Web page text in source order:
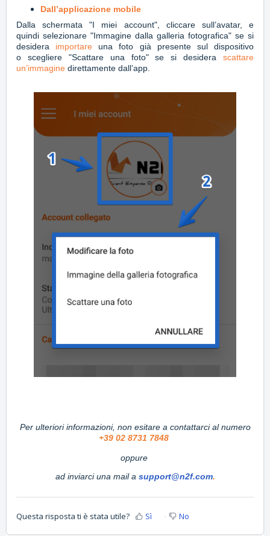
Dall’applicazione mobile
Dalla schermata "I miei account", cliccare sull’avatar, e
quindi selezionare "Immagine dalla galleria fotografica" se si
desidera importare una foto già presente sul dispositivo
o scegliere "Scattare una foto" se si desidera scattare
un’immagine direttamente dall’app.
Per ulteriori informazioni, non esitare a contattarci al numero
+39 02 8731 7848
oppure
ad inviarci una mail a support@n2f.com.
Questa risposta ti è stata utile? Sì No